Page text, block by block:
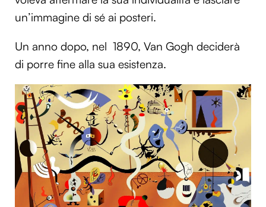
un’immagine di sé ai posteri.
Un anno dopo, nel 1890, Van Gogh deciderà
di porre fine alla sua esistenza.